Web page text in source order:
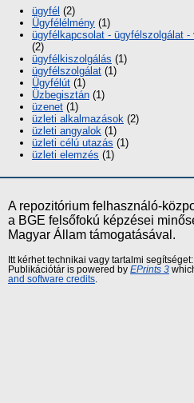
ügyfél (2)
Ügyfélélmény (1)
ügyfélkapcsolat - ügyfélszolgálat -
(2)
ügyfélkiszolgálás (1)
ügyfélszolgálat (1)
Ügyfélút (1)
Üzbegisztán (1)
üzenet (1)
üzleti alkalmazások (2)
üzleti angyalok (1)
üzleti célú utazás (1)
üzleti elemzés (1)
A repozitórium felhasználó-
a BGE felsőfokú képzései
Magyar Állam támogatásával.
Itt kérhet technikai vagy tartalmi segítséget:
Publikációtár is powered by EPrints 3
and software credits